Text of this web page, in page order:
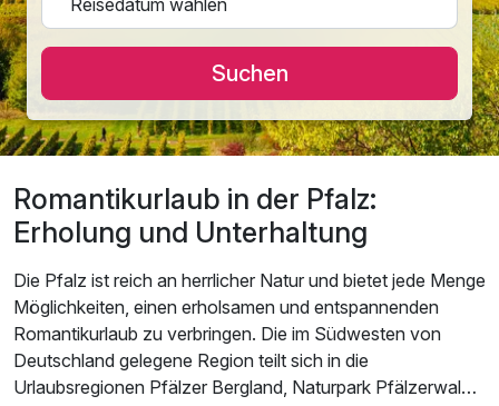
Suchen
Romantikurlaub in der Pfalz:
Erholung und Unterhaltung
Die Pfalz ist reich an herrlicher Natur und bietet jede Menge
Möglichkeiten, einen erholsamen und entspannenden
Romantikurlaub zu verbringen. Die im Südwesten von
Deutschland gelegene Region teilt sich in die
Urlaubsregionen Pfälzer Bergland, Naturpark Pfälzerwald,